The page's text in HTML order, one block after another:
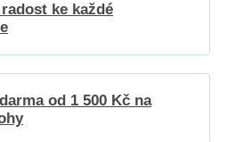
ke každé
od 1 500 Kč na